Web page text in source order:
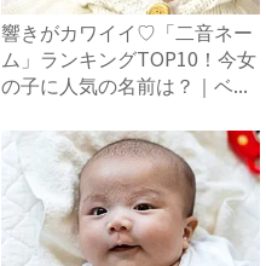
響きがカワイイ♡「二音ネー
ム」ランキングTOP10！今女
の子に人気の名前は？｜ベ...